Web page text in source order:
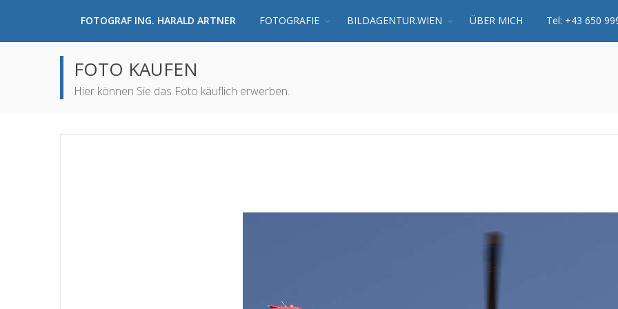
FOTOGRAF ING. HARALD ARTNER FOTOGRAFIE BILDAGENTUR.WIEN ÜBER MICH Tel: +43 650
FOTO KAUFEN
Hier können Sie das Foto käuflich erwerben.